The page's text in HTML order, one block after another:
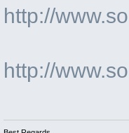
http://
http://